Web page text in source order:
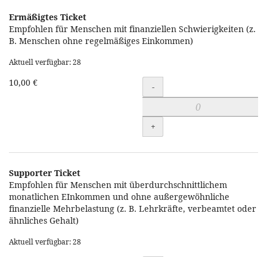
Ermäßigtes Ticket
Empfohlen für Menschen mit finanziellen Schwierigkeiten (z.
B. Menschen ohne regelmäßiges Einkommen)
Aktuell verfügbar: 28
10,00 € Menge
-
+
Supporter Ticket
Empfohlen für Menschen mit überdurchschnittlichem
monatlichen EInkommen und ohne außergewöhnliche
finanzielle Mehrbelastung (z. B. Lehrkräfte, verbeamtet oder
ähnliches Gehalt)
Aktuell verfügbar: 28